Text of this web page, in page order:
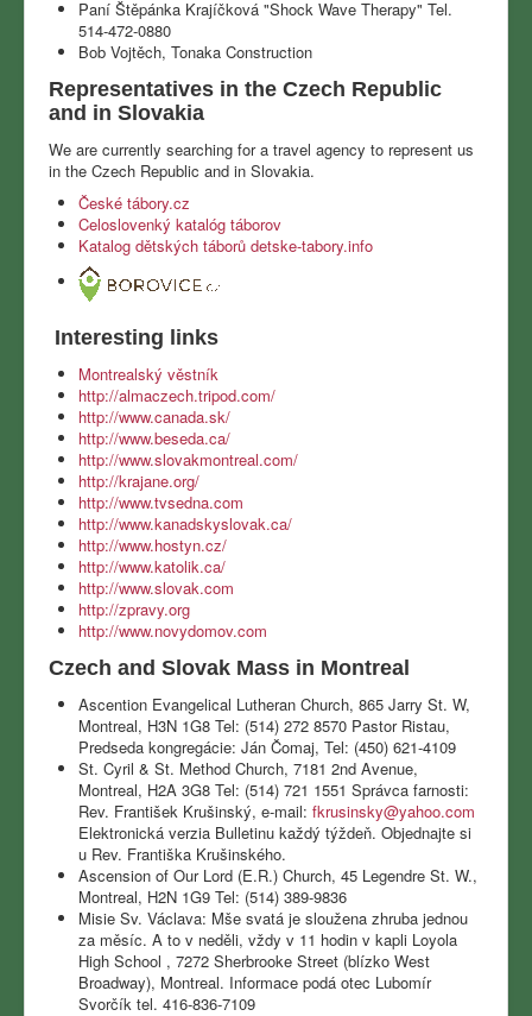
Paní Štěpánka Krajíčková "Shock Wave Therapy" Tel.
514-472-0880
Bob Vojtěch, Tonaka Construction
Representatives in the Czech Republic
and in Slovakia
We are currently searching for a travel agency to represent us
in the Czech Republic and in Slovakia.
České tábory.cz
Celoslovenký katalóg táborov
Katalog dětských táborů detske-tabory.info
Interesting links
Montrealský věstník
http://almaczech.tripod.com/
http://www.canada.sk/
http://www.beseda.ca/
http://www.slovakmontreal.com/
http://krajane.org/
http://www.tvsedna.com
http://www.kanadskyslovak.ca/
http://www.hostyn.cz/
http://www.katolik.ca/
http://www.slovak.com
http://zpravy.org
http://www.novydomov.com
Czech and Slovak Mass in Montreal
Ascention Evangelical Lutheran Church, 865 Jarry St. W,
Montreal, H3N 1G8 Tel: (514) 272 8570 Pastor Ristau,
Predseda kongregácie: Ján Čomaj, Tel: (450) 621-4109
St. Cyril & St. Method Church, 7181 2nd Avenue,
Montreal, H2A 3G8 Tel: (514) 721 1551 Správca farnosti:
Rev. František Krušinský, e-mail: fkrusinsky@yahoo.com
Elektronická verzia Bulletinu každý týždeň. Objednajte si
u Rev. Františka Krušinského.
Ascension of Our Lord (E.R.) Church, 45 Legendre St. W.,
Montreal, H2N 1G9 Tel: (514) 389-9836
Misie Sv. Václava: Mše svatá je sloužena zhruba jednou
za měsíc. A to v neděli, vždy v 11 hodin v kapli Loyola
High School , 7272 Sherbrooke Street (blízko West
Broadway), Montreal. Informace podá otec Lubomír
Svorčík tel. 416-836-7109